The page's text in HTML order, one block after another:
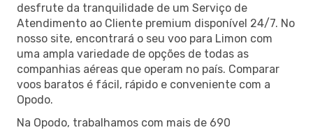
desfrute da tranquilidade de um Serviço de
Atendimento ao Cliente premium disponível 24/7. No
nosso site, encontrará o seu voo para Limon com
uma ampla variedade de opções de todas as
companhias aéreas que operam no país. Comparar
voos baratos é fácil, rápido e conveniente com a
Opodo.
Na Opodo, trabalhamos com mais de 690